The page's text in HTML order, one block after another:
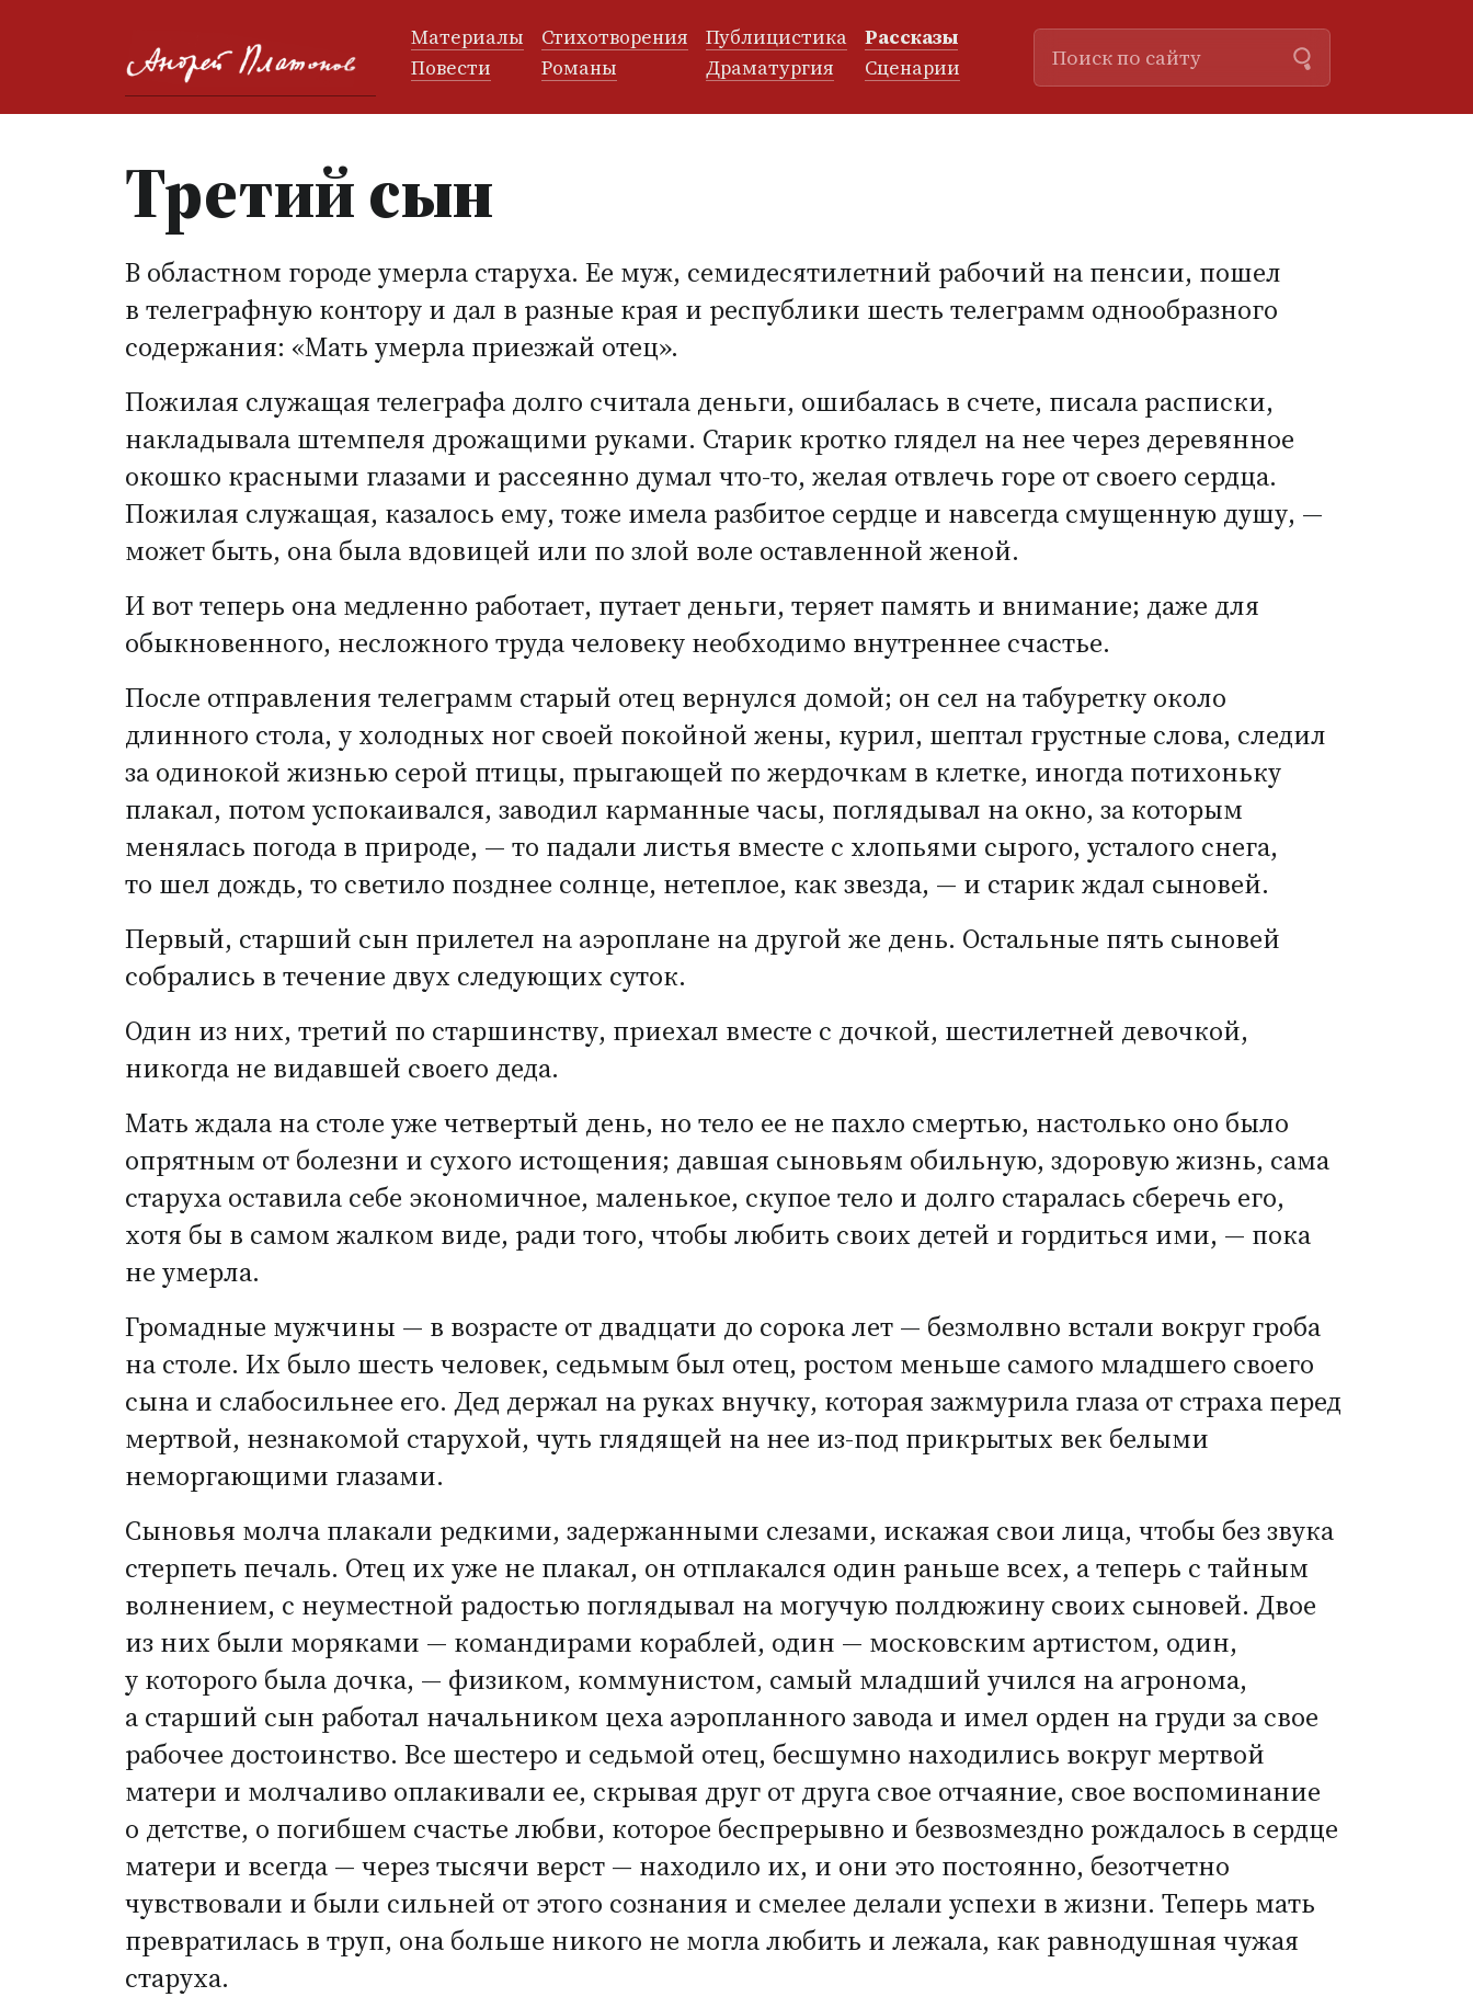
Материалы Стихотворения Публицистика
Рассказы
Повести
Романы Драматургия Сценарии
Третий сын
В областном городе умерла старуха. Ее муж, семидесятилетний рабочий на пенсии, пошел
в телеграфную контору и дал в разные края и республики шесть телеграмм однообразного
содержания: «Мать умерла приезжай отец».
Пожилая служащая телеграфа долго считала деньги, ошибалась в счете, писала расписки,
накладывала штемпеля дрожащими руками. Старик кротко глядел на нее через деревянное
окошко красными глазами и рассеянно думал что-то, желая отвлечь горе от своего сердца.
Пожилая служащая, казалось ему, тоже имела разбитое сердце и навсегда смущенную душу, —
может быть, она была вдовицей или по злой воле оставленной женой.
И вот теперь она медленно работает, путает деньги, теряет память и внимание; даже для
обыкновенного, несложного труда человеку необходимо внутреннее счастье.
После отправления телеграмм старый отец вернулся домой; он сел на табуретку около
длинного стола, у холодных ног своей покойной жены, курил, шептал грустные слова, следил
за одинокой жизнью серой птицы, прыгающей по жердочкам в клетке, иногда потихоньку
плакал, потом успокаивался, заводил карманные часы, поглядывал на окно, за которым
менялась погода в природе, — то падали листья вместе с хлопьями сырого, усталого снега,
то шел дождь, то светило позднее солнце, нетеплое, как звезда, — и старик ждал сыновей.
Первый, старший сын прилетел на аэроплане на другой же день. Остальные пять сыновей
собрались в течение двух следующих суток.
Один из них, третий по старшинству, приехал вместе с дочкой, шестилетней девочкой,
никогда не видавшей своего деда.
Мать ждала на столе уже четвертый день, но тело ее не пахло смертью, настолько оно было
опрятным от болезни и сухого истощения; давшая сыновьям обильную, здоровую жизнь, сама
старуха оставила себе экономичное, маленькое, скупое тело и долго старалась сберечь его,
хотя бы в самом жалком виде, ради того, чтобы любить своих детей и гордиться ими, — пока
не умерла.
Громадные мужчины — в возрасте от двадцати до сорока лет — безмолвно встали вокруг гроба
на столе. Их было шесть человек, седьмым был отец, ростом меньше самого младшего своего
сына и слабосильнее его. Дед держал на руках внучку, которая зажмурила глаза от страха перед
мертвой, незнакомой старухой, чуть глядящей на нее из-под прикрытых век белыми
неморгающими глазами.
Сыновья молча плакали редкими, задержанными слезами, искажая свои лица, чтобы без звука
стерпеть печаль. Отец их уже не плакал, он отплакался один раньше всех, а теперь с тайным
волнением, с неуместной радостью поглядывал на могучую полдюжину своих сыновей. Двое
из них были моряками — командирами кораблей, один — московским артистом, один,
у которого была дочка, — физиком, коммунистом, самый младший учился на агронома,
а старший сын работал начальником цеха аэропланного завода и имел орден на груди за свое
рабочее достоинство. Все шестеро и седьмой отец, бесшумно находились вокруг мертвой
матери и молчаливо оплакивали ее, скрывая друг от друга свое отчаяние, свое воспоминание
о детстве, о погибшем счастье любви, которое беспрерывно и безвозмездно рождалось в сердце
матери и всегда — через тысячи верст — находило их, и они это постоянно, безотчетно
чувствовали и были сильней от этого сознания и смелее делали успехи в жизни. Теперь мать
превратилась в труп, она больше никого не могла любить и лежала, как равнодушная чужая
старуха.